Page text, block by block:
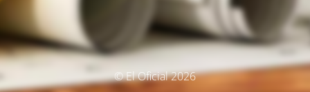
© El Oficial 2026